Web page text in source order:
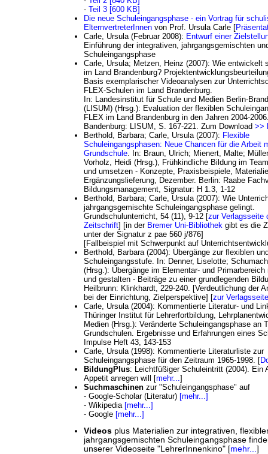
- Teil 3 [600 KB]
Die neue Schuleingangsphase - ein Vortrag für
ElternvertreterInnen von Prof. Ursula Carle [
Carle, Ursula (Februar 2008): Entwurf einer
Einführung der integrativen, jahrgangsgemischten
Schuleingangsphase
Carle, Ursula; Metzen, Heinz (2007): Wie entwickelt
im Land Brandenburg?
Basis exemplarischer Videoanalysen zur
FLEX-Schulen im Land Brandenburg.
In: Landesinstitut für Schule und Medien Berlin-
(LISUM) (Hrsg.): Evaluation der flexiblen
FLEX im Land Brandenburg in den Jahren 2004-
Bandenburg: LISUM, S. 167-221. Zum Download >>
Berthold, Barbara; Carle, Ursula (2007): Flexible
Schuleingangsphasen: Neue Chancen für die Arbeit
Grundschule . In: Braun, Ulrich; Mienert, Malte;
Vorholz, Heidi (Hrsg.), Frühkindliche Bildung im
und umsetzen - Konzepte, Praxisbeispiele,
Ergänzungslieferung, Dezember. Berlin: Raabe
Bildungsmanagement, Signatur: H 1.3, 1-12
Berthold, Barbara; Carle, Ursula (2007): Wie
jahrgangsgemischte Schuleingangsphase gelingt.
Grundschulunterricht, 54 (11), 9-12 [zur Verlagsseite
Zeitschrift] [in der Bremer Uni-Bibliothek gibt es die
unter der Signatur z pae 560 j/876]
[Fallbeispiel mit Schwerpunkt auf
Berthold, Barbara (2004): Übergänge zur flexiblen
Schuleingangsstufe. In: Denner, Liselotte;
(Hrsg.): Übergänge im Elementar- und Primarbereich
und gestalten - Beiträge zu einer grundlegenden
Heilbrunn: Klinkhardt, 229-240. [Verdeutlichung der
bei der Einrichtung, Zielperspektive] [zur
Carle, Ursula (2004): Kommentierte Literatur- und
Thüringer Institut für Lehrerfortbildung,
Medien (Hrsg.): Veränderte Schuleingangsphase an
Grundschulen. Ergebnisse und Erfahrungen eines
Impulse Heft 43, 143-153
Carle, Ursula (1998): Kommentierte Literaturliste zur
Schuleingangsphase für den Zeitraum 1965-1998. [
BildungPlus: Leichtfüßiger Schuleintritt (2004). Ein
Appetit anregen will [mehr... ]
Suchmaschinen zur "Schuleingangsphase" auf
- Google-Scholar (Literatur) [mehr...]
- Wikipedia [mehr...]
- Google [mehr...]
Videos plus Materialien zur integrativen,
jahrgangsgemischten Schuleingangsphase
unserer Videoseite "LehrerInnenkino" [mehr... ]